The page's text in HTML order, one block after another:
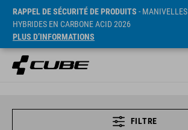
RAPPEL DE SÉCURITÉ DE PRODUITS - MANIVELLES
HYBRIDES EN CARBONE ACID 2026
PLUS D’INFORMATIONS
FILTRE